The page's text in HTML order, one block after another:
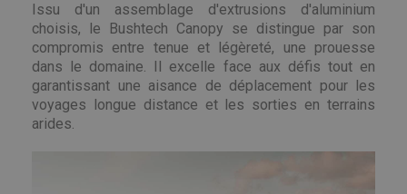
Issu d'un assemblage d'extrusions d'aluminium
choisis, le Bushtech Canopy se distingue par son
compromis entre tenue et légèreté, une prouesse
dans le domaine. Il excelle face aux défis tout en
garantissant une aisance de déplacement pour les
voyages longue distance et les sorties en terrains
arides.